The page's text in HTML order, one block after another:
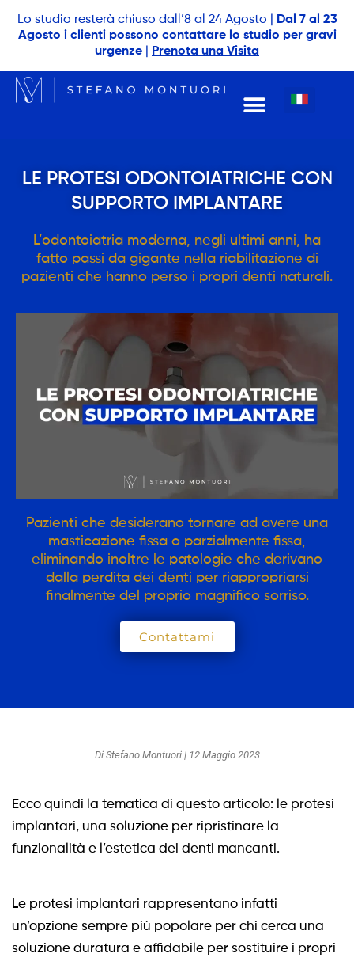
Lo studio resterà chiuso dall’8 al 24 Agosto |
Dal 7 al 23
Agosto i clienti possono contattare lo studio per gravi
urgenze
Prenota una Visita
LE PROTESI ODONTOIATRICHE CON
SUPPORTO IMPLANTARE
L’odontoiatria moderna, negli ultimi anni, ha
fatto passi da gigante nella riabilitazione di
pazienti che hanno perso i propri denti naturali.
Pazienti che desiderano tornare ad avere una
masticazione fissa o parzialmente fissa,
eliminando inoltre le patologie che derivano
dalla perdita dei denti per riappropriarsi
finalmente del proprio magnifico sorriso.
Contattami
Di Stefano Montuori | 12 Maggio 2023
Ecco quindi la tematica di questo articolo: le protesi
implantari, una soluzione per ripristinare la
funzionalità e l’estetica dei denti mancanti.
Le protesi implantari rappresentano infatti
un’opzione sempre più popolare per chi cerca una
soluzione duratura e affidabile per sostituire i propri